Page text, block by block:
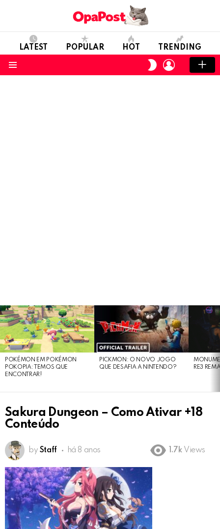
LATEST POPULAR HOT TRENDING
SWITCH
SKIN
LOGIN
LATEST
STORIES
POKÉMON EM POKÉMON
POKOPIA: TEMOS QUE
ENCONTRAR!
PICKMON: O NOVO JOGO
QUE DESAFIA A NINTENDO?
RE3
Sakura Dungeon – Como Ativar +18
Conteúdo
by Staff há 8 anos 1.7k Views